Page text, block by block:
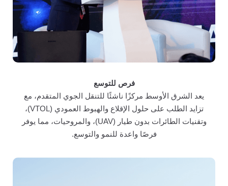
فرص للتوسع
يعد الشرق الأوسط مركزًا ناشئًا للتنقل الجوي المتقدم، مع
تزايد الطلب على حلول الإقلاع والهبوط العمودي (VTOL)،
وتقنيات الطائرات بدون طيار (UAV)، والمروحيات، مما يوفر
فرصًا واعدة للنمو والتوسع.